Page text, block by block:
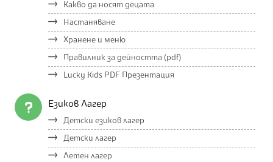
Какво да носят децата
Настаняване
Хранене и меню
Правилник за дейността (pdf)
Lucky Kids PDF Презентация
Езиков Лагер
Детски езиков лагер
Детски лагер
Летен лагер